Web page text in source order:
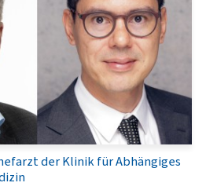
der Klinik für Abhängiges